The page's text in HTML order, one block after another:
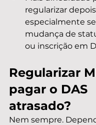
regularizar
especialmente
mudança de
ou inscrição em
Regularizar
pagar o DAS
atrasado?
Nem sempre.